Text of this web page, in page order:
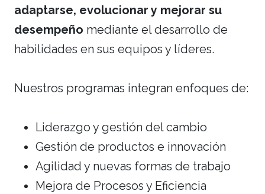
adaptarse, evolucionar y mejorar su
desempeño mediante el desarrollo de
habilidades en sus equipos y líderes.
Nuestros programas integran enfoques de:
Liderazgo y gestión del cambio
Gestión de productos e innovación
Agilidad y nuevas formas de trabajo
Mejora de Procesos y Eficiencia